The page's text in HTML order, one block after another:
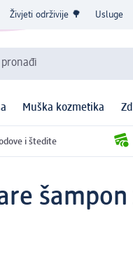
Živjeti održivije 🌳 Usluge
Muška kozmetika
i štedite